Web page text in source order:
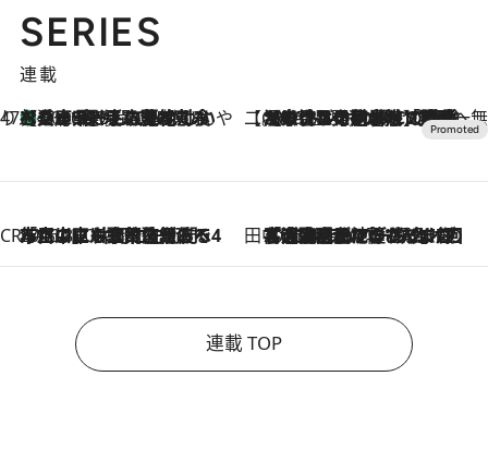
SERIES
連載
47都道府県の手みやげ ひんやりスイーツで夏を満喫
2026.8.8
【兵庫県】この夏絶対食べたい 冷やしておいしいおやつ3選 淡路島の恵みをジェラートに集約 【CREA×星野リゾート】唯一無二。癒しと発見が待つ場所へ
2026.8.7
【トンボの足水浴】ヒノキの香りに包まれて涼感マックス！約13℃の湧水かけ流しを避暑地「星野温泉 トンボの湯」で体験
CREA'S CHOICE
2026.8.7
「立川にも歌舞伎があるんだよ」 片岡仁左衛門・市川中車ら豪華座組みで4年目の立川立飛歌舞伎へ 田中稲の勝手に再ブーム
2026.8.7
「湘南乃風に憧れて」観客大盛上がりの“タオル回し”に、ラッパー顔負けの高速歌唱まで…さだまさし（74）のアグレッシブすぎる現在地
連載 TOP